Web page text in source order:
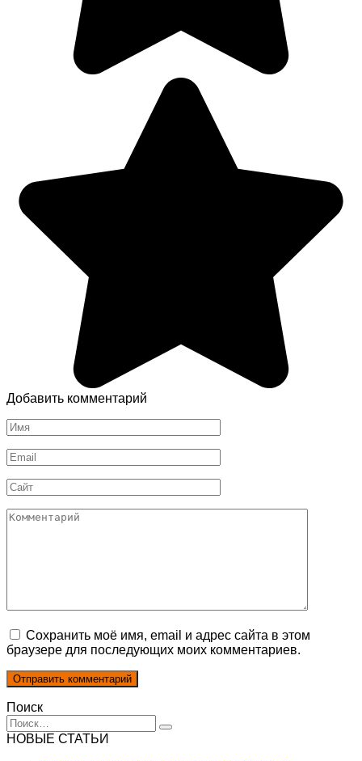
Добавить комментарий
Имя
*
Email
*
Сайт
Комментарий
Сохранить моё имя, email и адрес сайта в этом
браузере для последующих моих комментариев.
Поиск
Search
for:
НОВЫЕ СТАТЬИ